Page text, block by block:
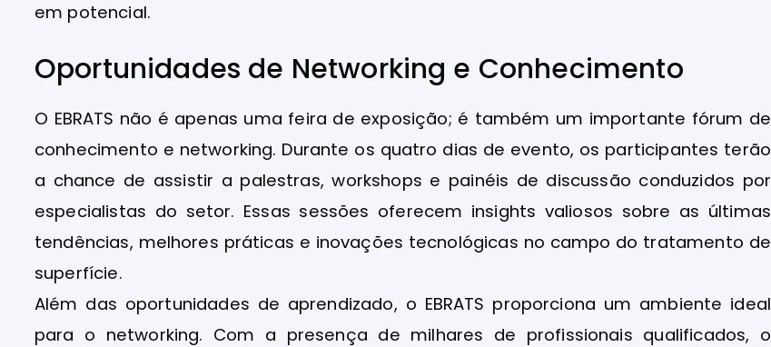
em potencial.
Oportunidades de Networking e Conhecimento
O EBRATS não é apenas uma feira de exposição; é também um importante fórum de
conhecimento e networking. Durante os quatro dias de evento, os participantes terão
a chance de assistir a palestras, workshops e painéis de discussão conduzidos por
especialistas do setor. Essas sessões oferecem insights valiosos sobre as últimas
tendências, melhores práticas e inovações tecnológicas no campo do tratamento de
superfície.
Além das oportunidades de aprendizado, o EBRATS proporciona um ambiente ideal
para o networking. Com a presença de milhares de profissionais qualificados, o